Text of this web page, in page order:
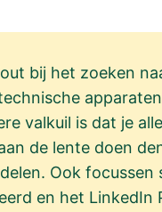
bij het zoeken
valkuil is dat je
de lente doen
Ook
en het LinkedIn